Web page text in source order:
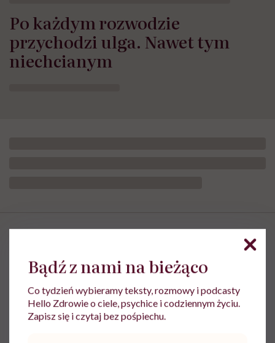
Po każdym rozwodzie
przychodzi ulga. Nawet tym
niechcianym
MINDFULNESS
Monika Sobień-Górska: „Trzeba
bardzo uważać, komu oddajemy
Bądź z nami na bieżąco
Co tydzień wybieramy teksty, rozmowy i podcasty
Hello Zdrowie o ciele, psychice i codziennym życiu.
Zapisz się i czytaj bez pośpiechu.